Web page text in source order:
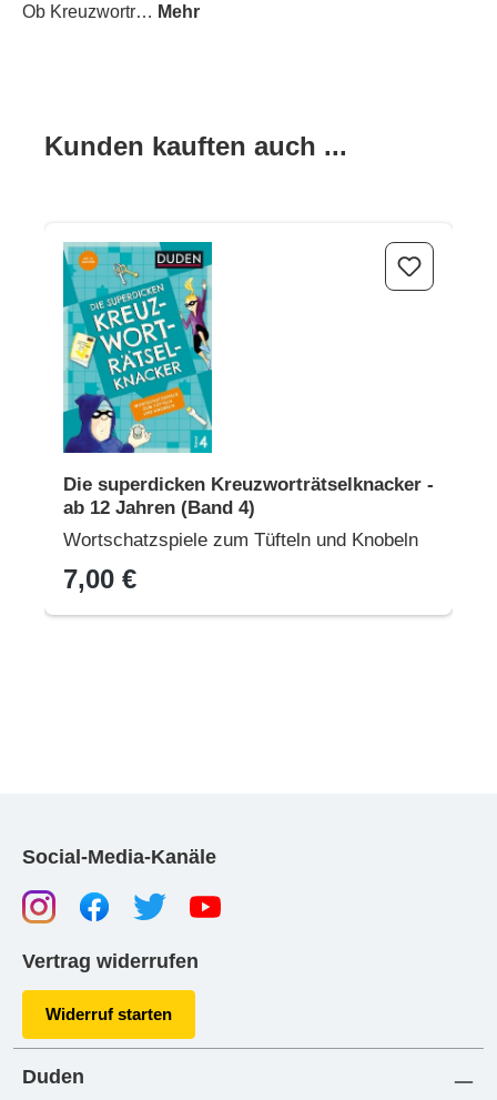
Ob Kreuzwortr… Mehr
Produktgalerie überspringen
Kunden kauften auch ...
Die superdicken Kreuzworträtselknacker - ab 12 Jahren
Die superdicken Kreuzworträtselknacker -
ab 12 Jahren (Band 4)
Wortschatzspiele zum Tüfteln und Knobeln
7,00 €
Social-Media-Kanäle
Vertrag widerrufen
Widerruf starten
Duden